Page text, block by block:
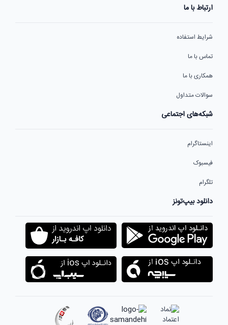
ارتباط با ما
شرایط استفاده
تماس با ما
همکاری با ما
سوالات متداول
شبکه‌های اجتماعی
اینستاگرام
فیسبوک
تلگرام
دانلود بیپ‌تونز